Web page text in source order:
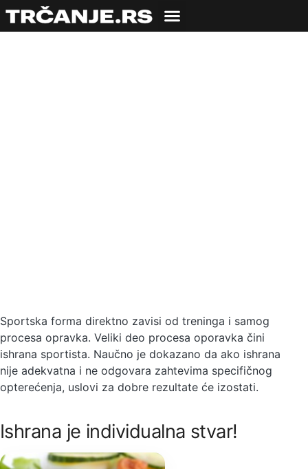
Sportska forma direktno zavisi od treninga i samog
procesa opravka. Veliki deo procesa oporavka čini
ishrana sportista. Naučno je dokazano da ako ishrana
nije adekvatna i ne odgovara zahtevima specifičnog
opterećenja, uslovi za dobre rezultate će izostati.
Ishrana je individualna stvar!